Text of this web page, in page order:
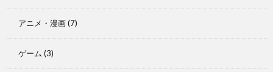
アニメ・漫画(7)
ゲーム (3)